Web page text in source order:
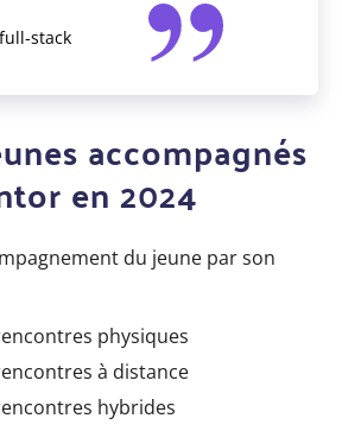
stack
accompagnés
en 2024
du jeune par son
physiques
à distance
hybrides